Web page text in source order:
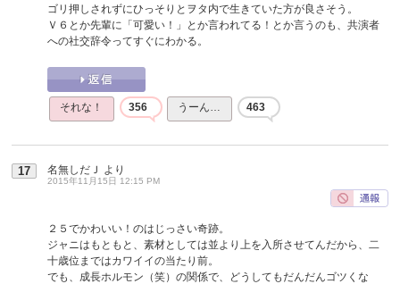
ゴリ押しされずにひっそりとヲタ内で生きていた方が良さそう。
Ｖ６とか先輩に「可愛い！」とか言われてる！とか言うのも、共演者
への社交辞令ってすぐにわかる。
それな！ 356 うーん… 463
17 名無しだＪ より
2015年11月15日 12:15 PM
２５でかわいい！のはじっさい奇跡。
ジャニはもともと、素材としては並より上を入所させてんだから、二
十歳位まではカワイイの当たり前。
でも、成長ホルモン（笑）の関係で、どうしてもだんだんゴツくな